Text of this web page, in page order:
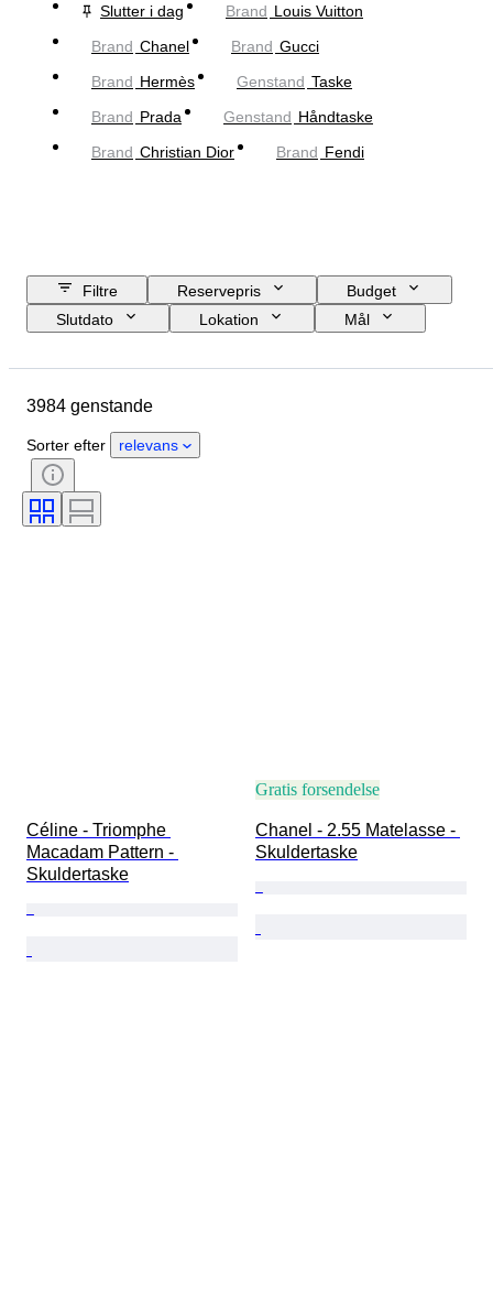
Slutter i dag
Brand Louis Vuitton
Brand Chanel Brand Gucci
Brand Hermès Genstand Taske
Brand Prada Genstand Håndtaske
Brand Christian Dior Brand Fendi
Filtre Reservepris
Budget
Slutdato
Lokation
Mål
Materiale
Certificering
Tilbehør inkluderet
Æra
Model
3984 genstande
Sorter efter relevans
Céline - Triomphe
Macadam Pattern -
Skuldertaske
Gratis forsendelse
Chanel - 2.55 Matelasse -
Skuldertaske